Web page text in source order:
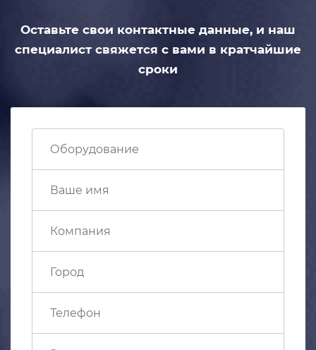
Оставьте свои контактные данные, и наш
специалист свяжется с вами в кратчайшие
сроки